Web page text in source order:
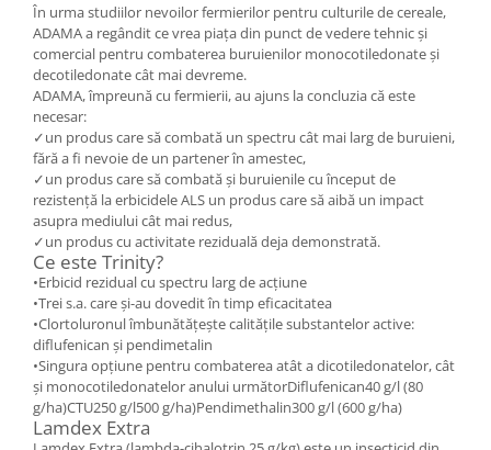
În urma studiilor nevoilor fermierilor pentru culturile de cereale,
ADAMA a regândit ce vrea piața din punct de vedere tehnic și
comercial pentru combaterea buruienilor monocotiledonate și
decotiledonate cât mai devreme.
ADAMA, împreună cu fermierii, au ajuns la concluzia că este
necesar:
✓un produs care să combată un spectru cât mai larg de buruieni,
fără a fi nevoie de un partener în amestec,
✓un produs care să combată și buruienile cu început de
rezistență la erbicidele ALS un produs care să aibă un impact
asupra mediului cât mai redus,
✓un produs cu activitate reziduală deja demonstrată.
Ce este Trinity?
•Erbicid rezidual cu spectru larg de acțiune
•Trei s.a. care și-au dovedit în timp eficacitatea
•Clortoluronul îmbunătățește calitățile substantelor active:
diflufenican și pendimetalin
•Singura opțiune pentru combaterea atât a dicotiledonatelor, cât
și monocotiledonatelor anului următorDiflufenican40 g/l (80
g/ha)CTU250 g/l500 g/ha)Pendimethalin300 g/l (600 g/ha)
Lamdex Extra